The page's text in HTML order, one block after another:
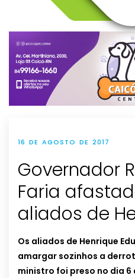
16 DE AGOSTO DE 2017
Governador
Faria
aliados de
Os aliados de Henrique
amargar sozinhos a
ministro foi preso no dia 6